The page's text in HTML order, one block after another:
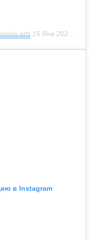
15 Янв 2020 в 4:07 PST
в Instagram